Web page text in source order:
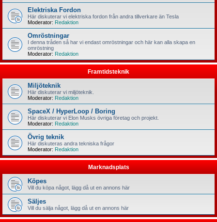
Elektriska Fordon
Här diskuterar vi elektriska fordon från andra tillverkare än Tesla
Moderator: Redaktion
Omröstningar
I denna tråden så har vi endast omröstningar och här kan alla skapa en
omröstning
Moderator: Redaktion
Framtidsteknik
Miljöteknik
Här diskuterar vi miljöteknik.
Moderator: Redaktion
SpaceX / HyperLoop / Boring
Här diskuterar vi Elon Musks övriga företag och projekt.
Moderator: Redaktion
Övrig teknik
Här diskuteras andra tekniska frågor
Moderator: Redaktion
Marknadsplats
Köpes
Vill du köpa något, lägg då ut en annons här
Säljes
Vill du sälja något, lägg då ut en annons här